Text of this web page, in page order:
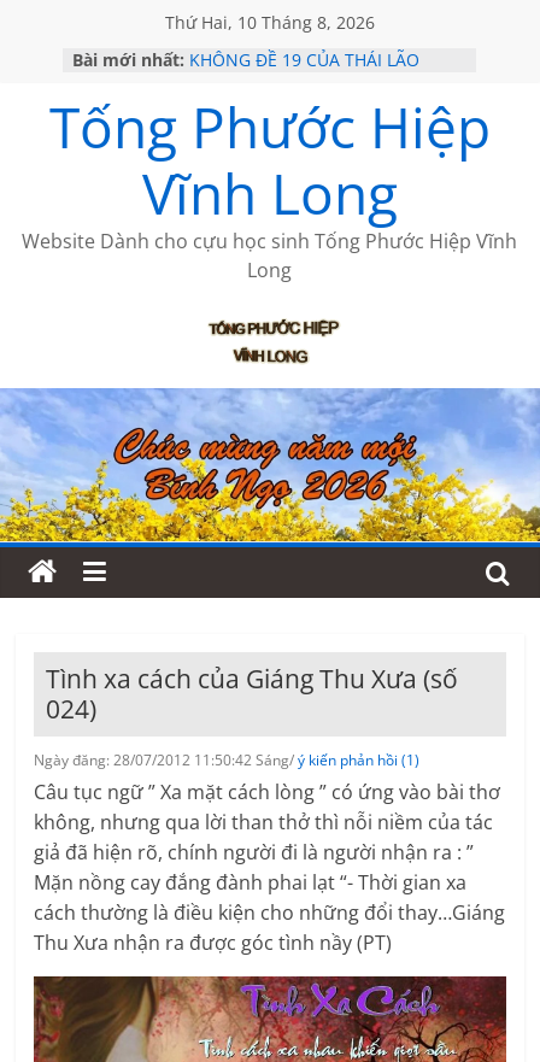
Thứ Hai, 10 Tháng 8, 2026
Bài mới nhất: KHÔNG ĐỀ 19 CỦA THÁI LÃO
VỀ MỘT NGƯỜI BẠN THÂN
SÀI GÒN – HÒN NGỌC VIỄN ĐÔNG
KHÔNG ĐỀ 20 CỦA THÁI LÃO
Tống Phước Hiệp
Vĩnh Long
Website Dành cho cựu học sinh Tống Phước Hiệp Vĩnh
Long
Tình xa cách của Giáng Thu Xưa (số
024)
Ngày đăng: 28/07/2012 11:50:42 Sáng/ý kiến phản hồi (1)
Câu tục ngữ ” Xa mặt cách lòng ” có ứng vào bài thơ
không, nhưng qua lời than thở thì nỗi niềm của tác
giả đã hiện rõ, chính người đi là người nhận ra : ”
Mặn nồng cay đắng đành phai lạt “- Thời gian xa
cách thường là điều kiện cho những đổi thay…Giáng
Thu Xưa nhận ra được góc tình nầy (PT)